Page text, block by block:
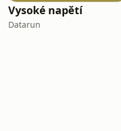
Vysoké napětí
Datarun